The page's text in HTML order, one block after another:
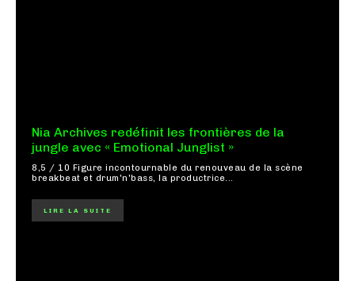
Nia Archives redéfinit les frontières de la
jungle avec « Emotional Junglist »
8,5 / 10 Figure incontournable du renouveau de la scène
breakbeat et drum'n'bass, la productrice...
LIRE LA SUITE